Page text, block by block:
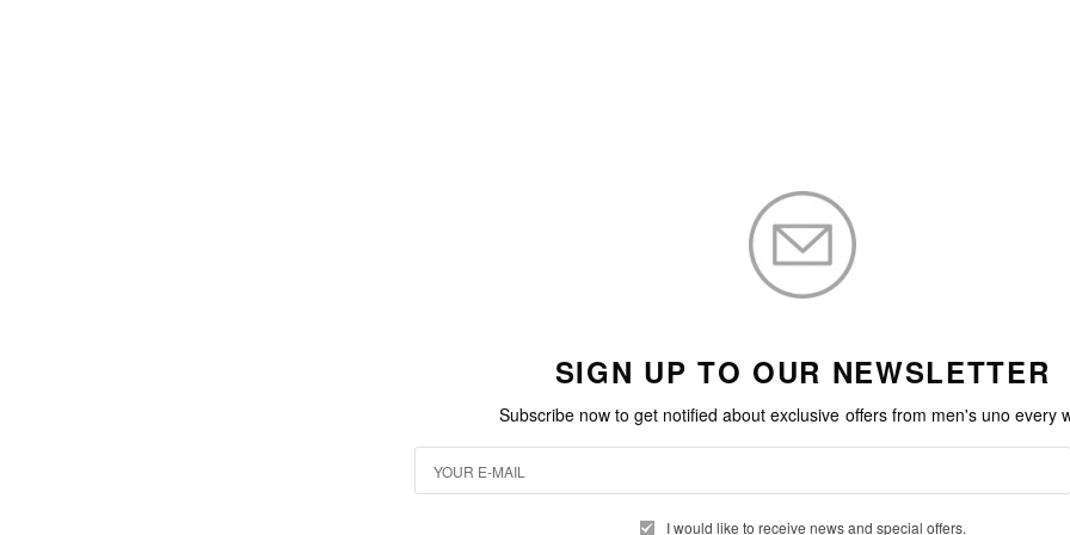
SIGN UP TO OUR NEWSLETTER
Subscribe now to get notified about exclusive offers from men's uno every
I would like to receive news and special offers.